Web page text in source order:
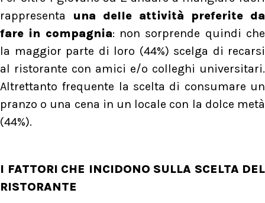
rappresenta una delle attività preferite da
fare in compagnia: non sorprende quindi che
la maggior parte di loro (44%) scelga di recarsi
al ristorante con amici e/o colleghi universitari.
Altrettanto frequente la scelta di consumare un
pranzo o una cena in un locale con la dolce metà
(44%).
I FATTORI CHE INCIDONO SULLA SCELTA DEL
RISTORANTE